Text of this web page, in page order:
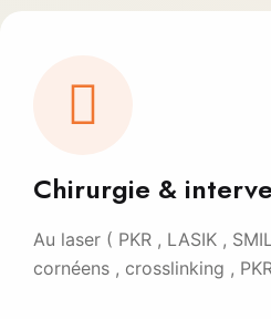
Chirurgie &
Au laser ( PKR , LASIK ,
cornéens , crosslinking ,